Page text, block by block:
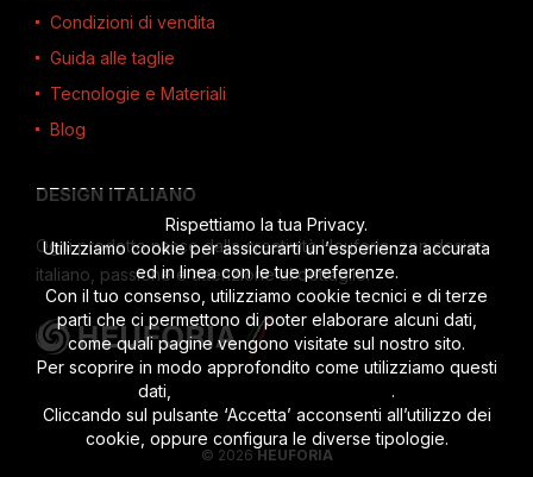
Condizioni di vendita
Guida alle taglie
Tecnologie e Materiali
Blog
DESIGN ITALIANO
Ogni prodotto nasce dalla creatività Heuforia, con design
italiano, passione e attenzione al dettaglio.
© 2026 HEUFORIA
Rispettiamo la tua Privacy.
Utilizziamo cookie per assicurarti un’esperienza accurata
ed in linea con le tue preferenze.
Con il tuo consenso, utilizziamo cookie tecnici e di terze
parti che ci permettono di poter elaborare alcuni dati,
come quali pagine vengono visitate sul nostro sito.
Per scoprire in modo approfondito come utilizziamo questi
dati,
.
Cliccando sul pulsante ‘Accetta’ acconsenti all’utilizzo dei
cookie, oppure configura le diverse tipologie.